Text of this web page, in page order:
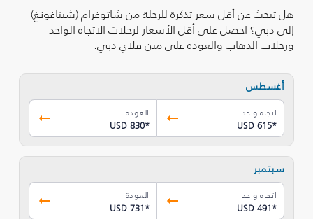
هل تبحث عن أقل سعر تذكرة للرحلة من شاتوغرام (شيتاغونغ)
إلى دبي؟ احصل على أقل الأسعار لرحلات الاتجاه الواحد
ورحلات الذهاب والعودة على متن فلاي دبي.
أغسطس
اتجاه واحد
USD 615*
العودة
USD 830*
سبتمبر
اتجاه واحد
USD 491*
العودة
USD 731*